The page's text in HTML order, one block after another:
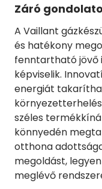
Záró
A Vaillant
és hatékony
fenntartható jövő
képviselik.
energiát
széles
könnyedén
otthona
megoldást,
meglévő